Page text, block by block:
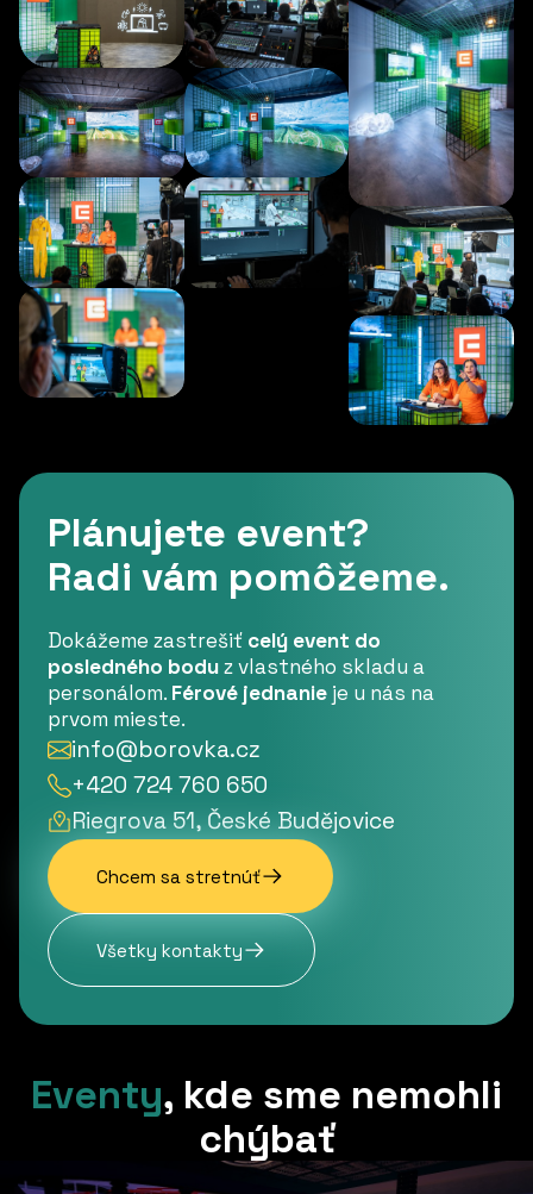
Plánujete event?
Radi vám pomôžeme.
Dokážeme zastrešiť celý event do
posledného boduz vlastného skladu a
personálom. Férové jednanie je u nás na
prvom mieste.
info@borovka.cz
+420 724 760 650
Riegrova 51, České Budějovice
Chcem sa stretnúť
Všetky kontakty
Eventy, kde sme nemohli
chýbať